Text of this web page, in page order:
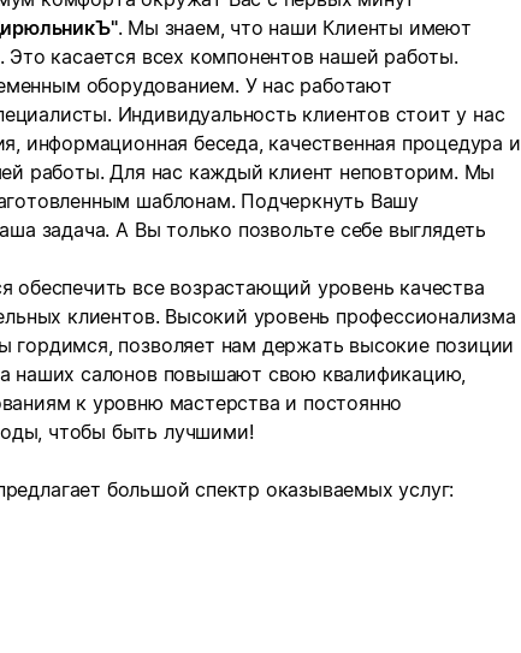
. Мы знаем, что наши Клиенты имеют
Это касается всех компонентов нашей работы.
оборудованием. У нас работают
Индивидуальность клиентов стоит у нас
информационная беседа, качественная процедура и
работы. Для нас каждый клиент неповторим. Мы
шаблонам. Подчеркнуть Вашу
задача. А Вы только позвольте себе выглядеть
обеспечить все возрастающий уровень качества
клиентов. Высокий уровень профессионализма
позволяет нам держать высокие позиции
наших салонов повышают свою квалификацию,
к уровню мастерства и постоянно
чтобы быть лучшими!
большой спектр оказываемых услуг: